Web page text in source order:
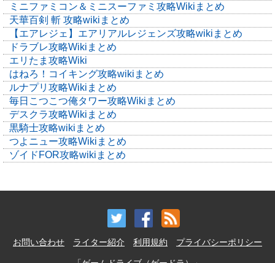
ミニファミコン＆ミニスーファミ攻略Wikiまとめ
天華百剣 斬 攻略wikiまとめ
【エアレジェ】エアリアルレジェンズ攻略wikiまとめ
ドラブレ攻略Wikiまとめ
エリたま攻略Wiki
はねろ！コイキング攻略wikiまとめ
ルナプリ攻略Wikiまとめ
毎日こつこつ俺タワー攻略Wikiまとめ
デスクラ攻略Wikiまとめ
黒騎士攻略wikiまとめ
つよニュー攻略Wikiまとめ
ゾイドFOR攻略wikiまとめ
お問い合わせ ライター紹介 利用規約 プライバシーポリシー